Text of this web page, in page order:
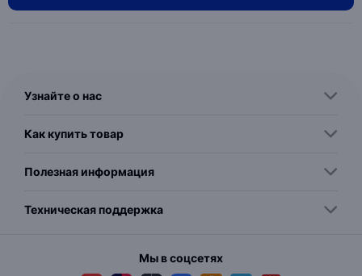
Узнайте о нас
Как купить товар
Полезная информация
Техническая поддержка
Мы в соцсетях